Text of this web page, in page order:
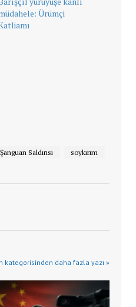
Ürümçi
Şanguan Saldırısı
soykırım
kategorisinden daha fazla yazı »